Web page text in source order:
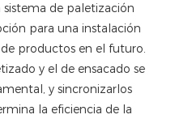
de paletización
para una instalación
productos en el futuro.
y el de ensacado se
y sincronizarlos
la eficiencia de la